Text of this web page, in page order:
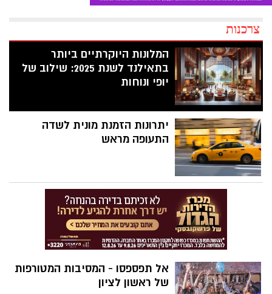
צרכנות
המלונות היוקרתיים ביותר
בתאילנד לשנת 2025: שילוב של
יופי ונוחות
יתרונות הזמנת מונית לשדה
התעופה מראש
אל תפספסו - המסיבות המטורפות
של ראשון לציון